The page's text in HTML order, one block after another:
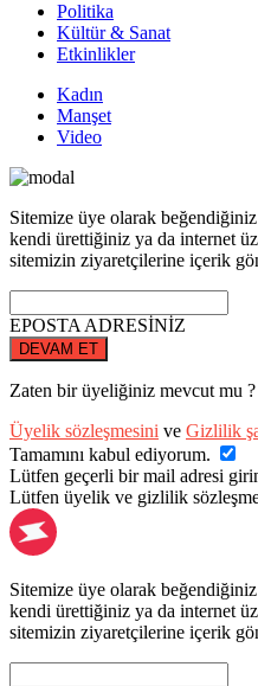
Politika
Kültür & Sanat
Etkinlikler
Kadın
Manşet
Video
Sitemize üye olarak
kendi ürettiğiniz ya da internet
sitemizin ziyaretçilerine içerik
EPOSTA ADRESİNİZ
DEVAM ET
Zaten bir üyeliğiniz mevcut mu ?
Üyelik sözleşmesini ve Gizlilik
Tamamını kabul ediyorum.
Lütfen geçerli bir mail adresi
Lütfen üyelik ve gizlilik
Sitemize üye olarak
kendi ürettiğiniz ya da internet
sitemizin ziyaretçilerine içerik